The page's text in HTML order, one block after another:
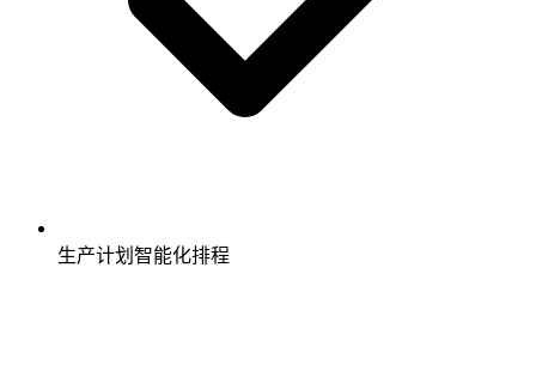
生产计划智能化排程